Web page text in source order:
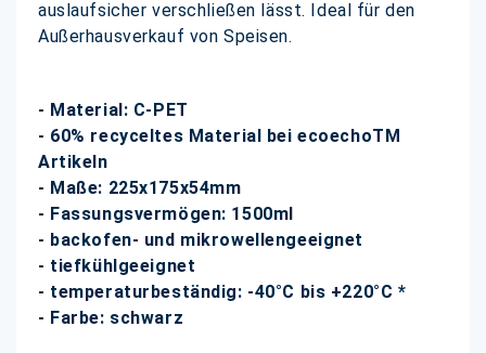
auslaufsicher verschließen lässt. Ideal für den
Außerhausverkauf von Speisen.
- Material: C-PET
- 60% recyceltes Material bei ecoechoTM
Artikeln
- Maße: 225x175x54mm
- Fassungsvermögen: 1500ml
- backofen- und mikrowellengeeignet
- tiefkühlgeeignet
- temperaturbeständig: -40°C bis +220°C *
- Farbe: schwarz